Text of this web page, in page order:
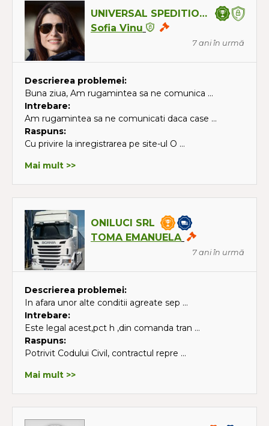
UNIVERSAL SPEDITION SRL
Sofia Vinu
7 ani în urmă
Descrierea problemei:
Buna ziua, Am rugamintea sa ne comunica ...
Intrebare:
Am rugamintea sa ne comunicati daca case ...
Raspuns:
Cu privire la inregistrarea pe site-ul O ...
Mai mult >>
ONILUCI SRL
TOMA EMANUELA
7 ani în urmă
Descrierea problemei:
In afara unor alte conditii agreate sep ...
Intrebare:
Este legal acest,pct h ,din comanda tran ...
Raspuns:
Potrivit Codului Civil, contractul repre ...
Mai mult >>